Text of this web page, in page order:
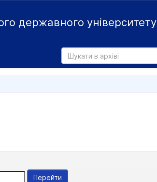
державного університету